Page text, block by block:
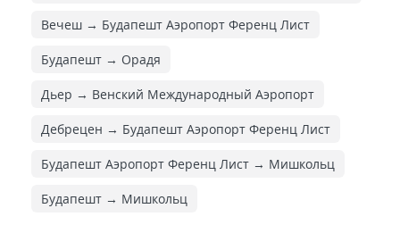
Вечеш → Будапешт Аэропорт Ференц Лист
Будапешт → Орадя
Дьер → Венский Международный Аэропорт
Дебрецен → Будапешт Аэропорт Ференц Лист
Будапешт Аэропорт Ференц Лист → Мишкольц
Будапешт → Мишкольц